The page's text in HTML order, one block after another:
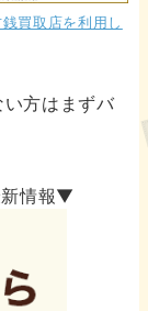
銭買取店を利用し
方はまずバ
情報▼